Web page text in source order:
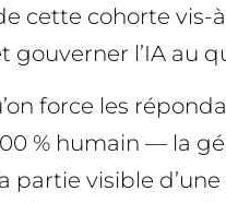
cette cohorte
l’IA au
force les
% humain — la
partie visible